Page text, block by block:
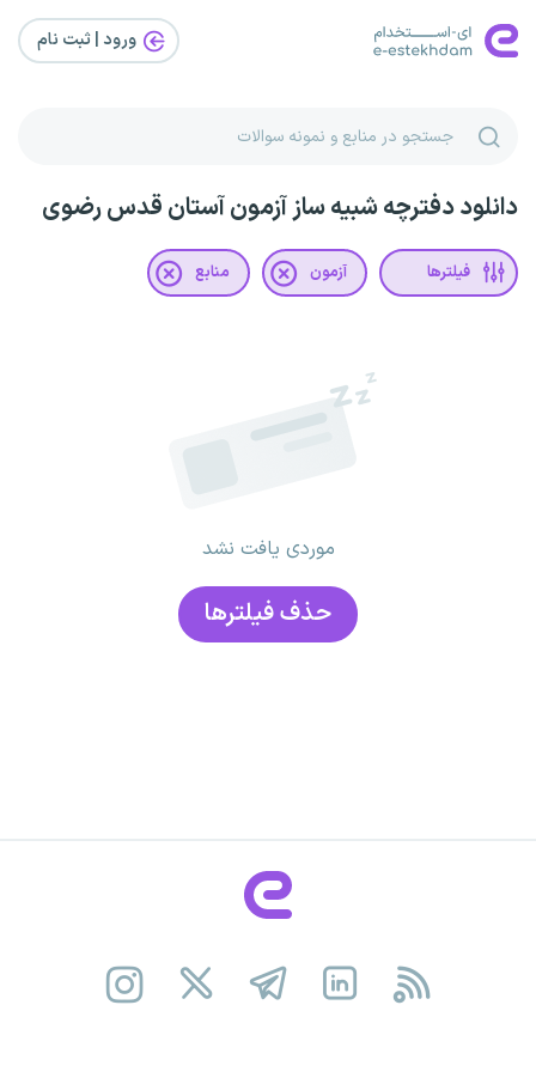
ورود | ثبت‌ نام
دانلود دفترچه شبیه ساز آزمون آستان قدس رضوی
فیلترها آزمون منابع
موردی یافت نشد
حذف فیلتر‌ها